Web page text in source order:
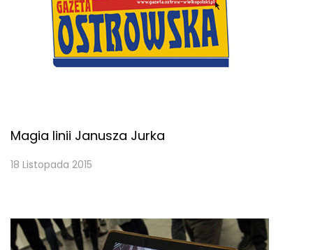
Magia linii Janusza Jurka
18 Listopada 2015